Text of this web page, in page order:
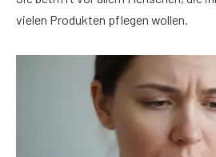
vielen Produkten pflegen wollen.